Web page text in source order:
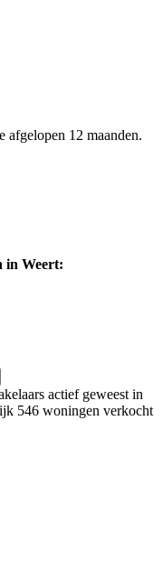
afgelopen 12 maanden.
in Weert:
actief geweest in
546 woningen verkocht